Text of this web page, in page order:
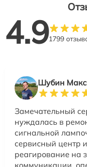
4.91799
Шубин
Замечательный
нуждалась в
сигнальной
сервисный центр
реагирование на